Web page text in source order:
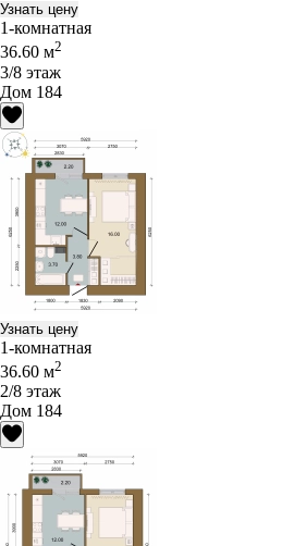
Узнать цену
1-комнатная
36.60 м2
3/8 этаж
Дом 184
Узнать цену
1-комнатная
36.60 м2
2/8 этаж
Дом 184